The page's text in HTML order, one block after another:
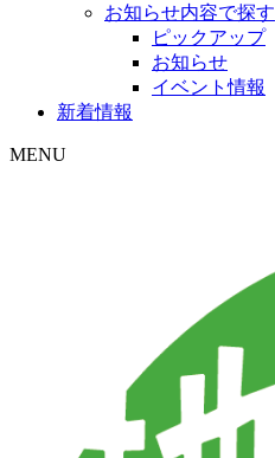
お知らせ内容で探す
ピックアップ
お知らせ
イベント情報
新着情報
MENU